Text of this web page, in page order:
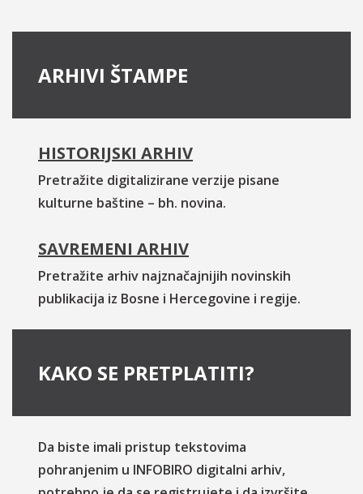
ARHIVI ŠTAMPE
HISTORIJSKI ARHIV
Pretražite digitalizirane verzije pisane
kulturne baštine – bh. novina.
SAVREMENI ARHIV
Pretražite arhiv najznačajnijih novinskih
publikacija iz Bosne i Hercegovine i regije.
KAKO SE PRETPLATITI?
Da biste imali pristup tekstovima
pohranjenim u INFOBIRO digitalni arhiv,